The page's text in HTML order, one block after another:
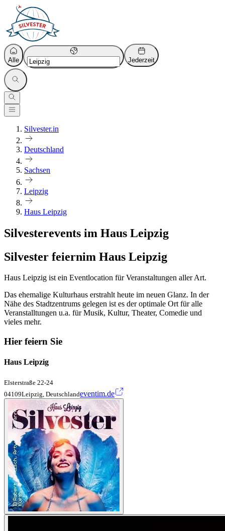
Alle Jederzeit
Silvester.in
Deutschland
Sachsen
Leipzig
Haus Leipzig
Silvesterevents im Haus Leipzig
Silvester feiernim Haus Leipzig
Haus Leipzig ist ein Eventlocation für Veranstaltungen aller Art.
Das ehemalige Kulturhaus erstrahlt heute im neuen Glanz. In der
Nähe des Stadtzentrums gelegen ist es der optimale Ort für alle
Veranstalltungen u.a. für Musik, Kultur, Theater, Comedie und
vieles mehr.
Hier feiern Sie
Haus Leipzig
Elsterstraße 22-24
04109Leipzig, Deutschlandeventim.de